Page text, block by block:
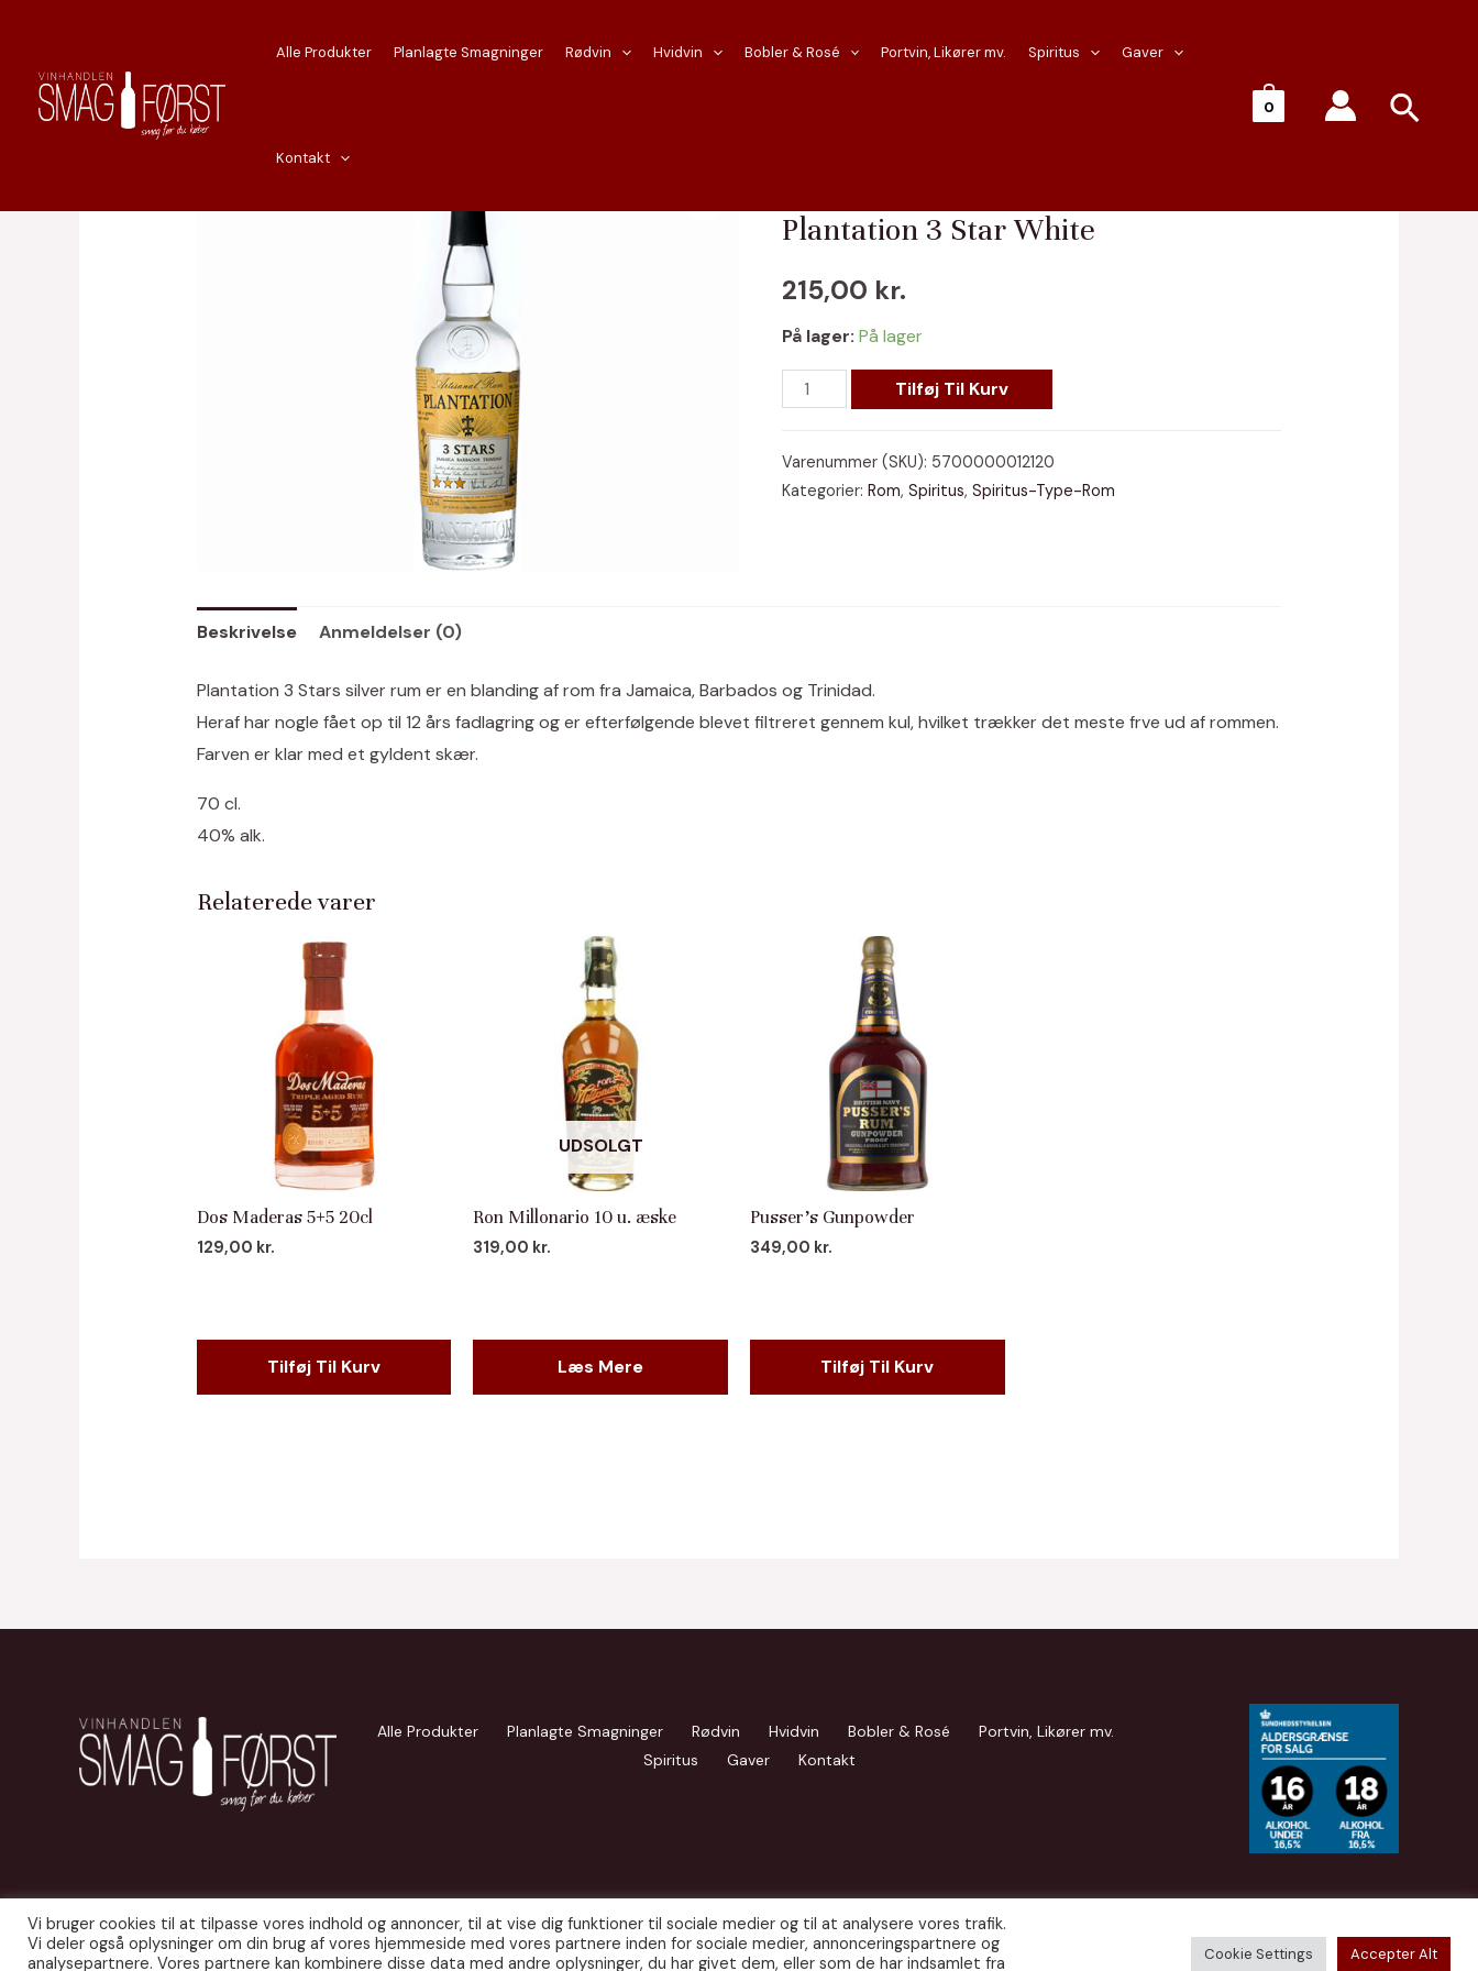
indholdet
Alle Produkter Planlagte Smagninger Rødvin Hvidvin Bobler & Rosé Portvin, Likører mv. Spiritus Gaver
Kontakt
0 Søg
Plantation 3 Star White
215,00 kr.
På lager: På lager
Plantation
White
Tilføj Til Kurv
Varenummer (SKU): 5700000012120
Kategorier:Rom,Spiritus,Spiritus-Type-Rom
Beskrivelse Anmeldelser (0)
Plantation 3 Stars silver rum er en blanding af rom fra Jamaica, Barbados og Trinidad.
Heraf har nogle fået op til 12 års fadlagring og er efterfølgende blevet filtreret gennem kul, hvilket trækker det meste frve ud af rommen.
Farven er klar med et gyldent skær.
70 cl.
40% alk.
Relaterede varer
Dos Maderas 5+5 20cl
129,00 kr.
Tilføj Til Kurv
UDSOLGT
Ron Millonario 10 u. æske
319,00 kr.
Læs Mere
Pusser’s Gunpowder
349,00 kr.
Tilføj Til Kurv
Alle Produkter Planlagte Smagninger Rødvin Hvidvin Bobler & Rosé
Portvin, Likører mv.
Spiritus
Gaver Kontakt
© 2026 Smag Først. Udgivet af JITS APS
Vi bruger cookies til at tilpasse vores indhold og annoncer, til at vise dig funktioner til sociale medier og til at analysere vores trafik.
Vi deler også oplysninger om din brug af vores hjemmeside med vores partnere inden for sociale medier, annonceringspartnere og
analysepartnere. Vores partnere kan kombinere disse data med andre oplysninger, du har givet dem, eller som de har indsamlet fra
Cookie Settings Accepter Alt